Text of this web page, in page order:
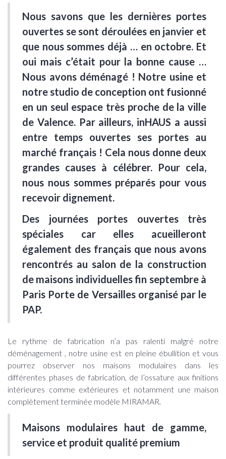
Nous savons que les dernières portes
ouvertes se sont déroulées en janvier et
que nous sommes déjà … en octobre. Et
oui mais c’était pour la bonne cause …
Nous avons déménagé ! Notre usine et
notre studio de conception ont fusionné
en un seul espace très proche de la ville
de Valence. Par ailleurs, inHAUS a aussi
entre temps ouvertes ses portes au
marché français ! Cela nous donne deux
grandes causes à célébrer. Pour cela,
nous nous sommes préparés pour vous
recevoir dignement.
Des journées portes ouvertes très
spéciales car elles acueilleront
également des français que nous avons
rencontrés au salon de la construction
de maisons individuelles fin septembre à
Paris Porte de Versailles organisé par le
PAP.
Le rythme de fabrication n’a pas ralenti malgré notre
déménagement , notre usine est en pleine ébullition et vous
pourrez observer nos maisons modulaires dans les
différentes phases de fabrication, de l’ossature aux finitions
intérieures comme extérieures et notamment une maison
complètement terminée modèle MIRAMAR.
Maisons modulaires haut de gamme,
service et produit qualité premium